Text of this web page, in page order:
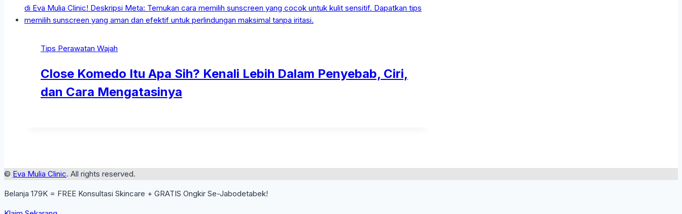
Tips Perawatan Wajah
Close Komedo Itu Apa Sih? Kenali Lebih Dalam Penyebab, Ciri,
dan Cara Mengatasinya
© Eva Mulia Clinic. All rights reserved.
Belanja 179K = FREE Konsultasi Skincare + GRATIS Ongkir Se-Jabodetabek!